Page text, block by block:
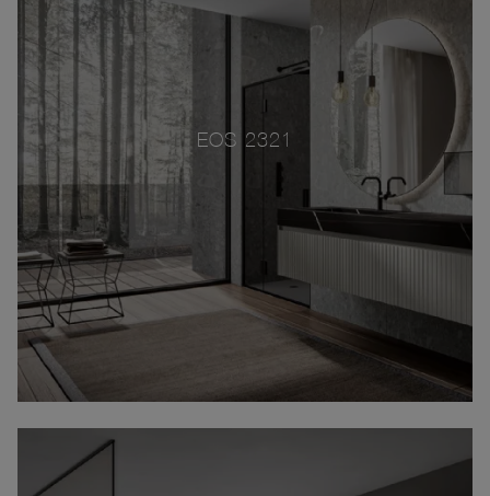
EOS 2321